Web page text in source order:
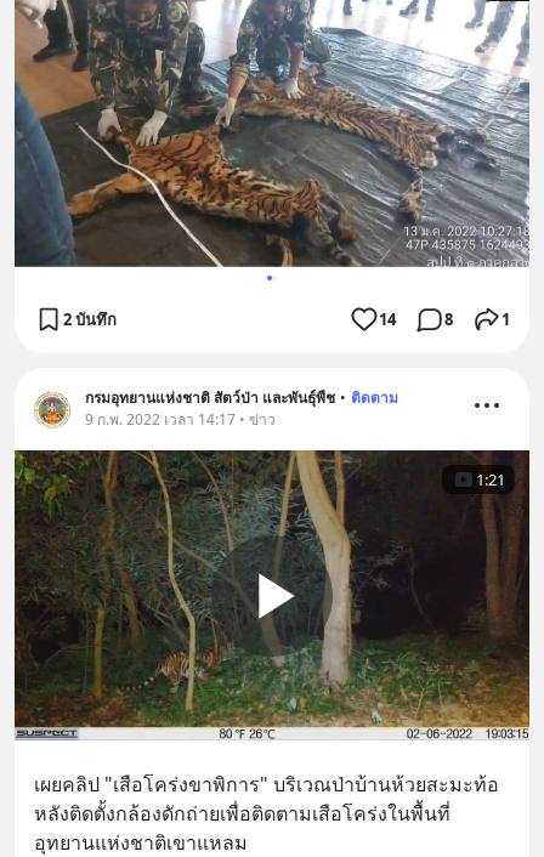
2 บันทึก 14 8 1
กรมอุทยานแห่งชาติ สัตว์ป่า และพันธุ์พืช • ติดตาม
9 ก.พ. 2022 เวลา 14:17 • ข่าว
1:21
เผยคลิป "เสือโคร่งขาพิการ" บริเวณป่าบ้านห้วยสะมะท้อ
หลังติดตั้งกล้องดักถ่ายเพื่อติดตามเสือโคร่งในพื้นที่
อุทยานแห่งชาติเขาแหลม